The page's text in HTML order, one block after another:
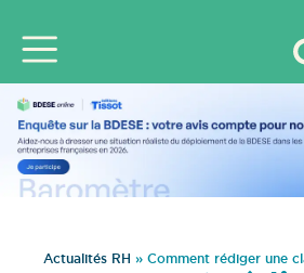
Actualités RH » Comment rédiger une